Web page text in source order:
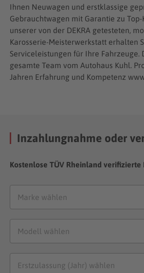
Ihnen Neuwagen und erstklassige
Gebrauchtwagen mit Garantie zu
unserer von der DEKRA getesteten,
Karosserie-Meisterwerkstatt erhalten
Serviceleistungen für Ihre Fahrzeuge.
gesamte Team vom Autohaus Kuhl.
Jahren Erfahrung und Kompetenz
Inzahlungnahme oder
Kostenlose TÜV Rheinland verifizierte